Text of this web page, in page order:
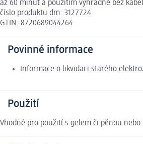
až 60 minut a použitím výhradně bez
číslo produktu dm: 3127724
GTIN: 8720689044264
Povinné informace
Informace o likvidaci starého
Použití
Vhodné pro použití s gelem či pěnou